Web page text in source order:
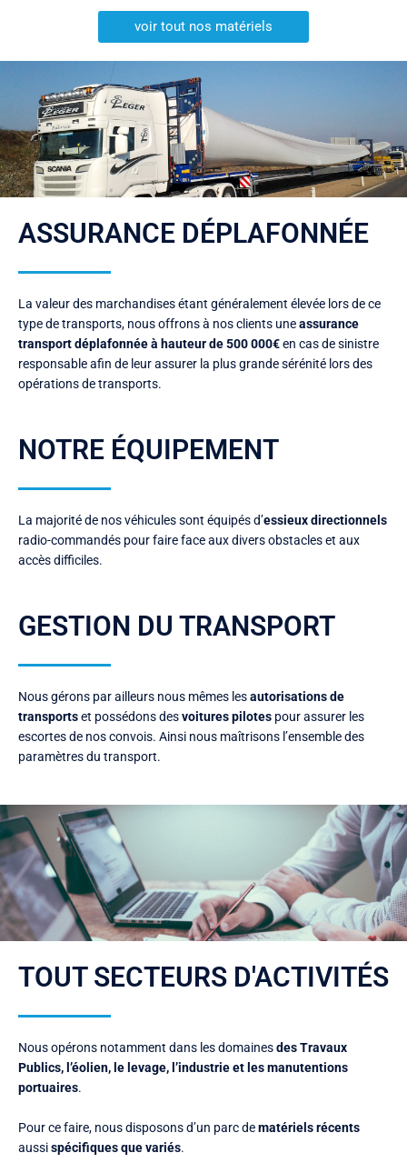
voir tout nos matériels
ASSURANCE DÉPLAFONNÉE
La valeur des marchandises étant généralement élevée lors de ce
type de transports, nous offrons à nos clients uneassurance
transport déplafonnée à hauteur de 500 000€en cas de sinistre
responsable afin de leur assurer la plus grande sérénité lors des
opérations de transports.
NOTRE ÉQUIPEMENT
La majorité de nos véhicules sont équipés d’essieux directionnels
radio-commandés pour faire face aux divers obstacles et aux
accès difficiles.
GESTION DU TRANSPORT
Nous gérons par ailleurs nous mêmes lesautorisations de
transportset possédons desvoitures pilotes pour assurer les
escortes de nos convois. Ainsi nous maîtrisons l’ensemble des
paramètres du transport.
TOUT SECTEURS D'ACTIVITÉS
Nous opérons notamment dans les domainesdes Travaux
Publics, l’éolien, le levage, l’industrie et les manutentions
portuaires.
Pour ce faire, nous disposons d’un parc dematériels récents
aussispécifiques que variés.